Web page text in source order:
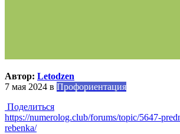
Автор: Letodzen
7 мая 2024 в Профориентация
Поделиться
https://numerolog.club/forums/topic/5647-
rebenka/